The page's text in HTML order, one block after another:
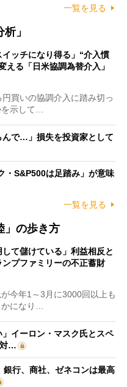
一覧を見る
」
イッチになり得る」“介入慣
える「日米協調為替介入」
買いの協調介入に踏み切っ
示して…
んで…」損失を投資家として
・S&P500は足踏み」が意味
一覧を見る
」の歩き方
して儲けている」利益相反と
プファミリーの不正蓄財
今年1～3月に3000回以上も
になり…
」イーロン・マスク氏とスペ
対…
銀行、商社、ゼネコンは最高